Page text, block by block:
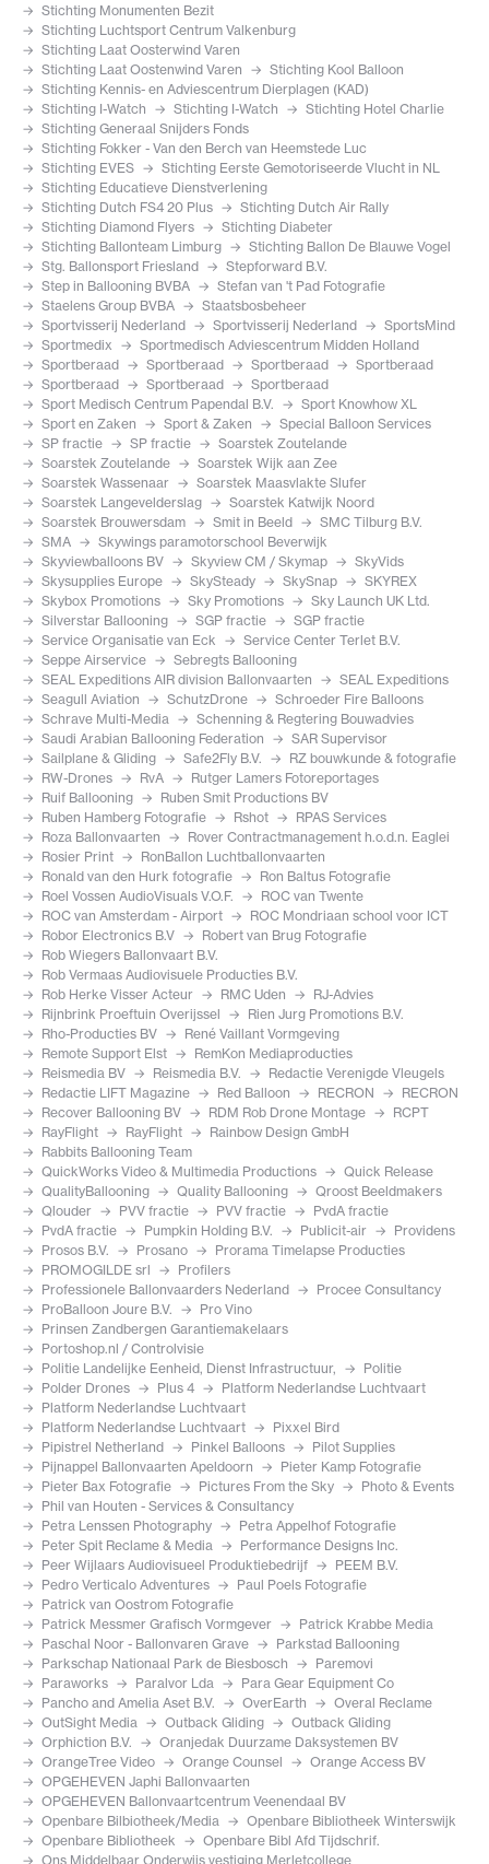
Stichting Monumenten Bezit
Stichting Luchtsport Centrum Valkenburg
Stichting Laat Oosterwind Varen
Stichting Laat Oostenwind Varen
Stichting Kool Balloon
Stichting Kennis- en Adviescentrum Dierplagen (KAD)
Stichting I-Watch
Stichting I-Watch
Stichting Hotel Charlie
Stichting Generaal Snijders Fonds
Stichting Fokker - Van den Berch van Heemstede Luc
Stichting EVES
Stichting Eerste Gemotoriseerde Vlucht in NL
Stichting Educatieve Dienstverlening
Stichting Dutch FS4 20 Plus
Stichting Dutch Air Rally
Stichting Diamond Flyers
Stichting Diabeter
Stichting Ballonteam Limburg
Stichting Ballon De Blauwe Vogel
Stg. Ballonsport Friesland
Stepforward B.V.
Step in Ballooning BVBA
Stefan van 't Pad Fotografie
Staelens Group BVBA
Staatsbosbeheer
Sportvisserij Nederland
Sportvisserij Nederland
SportsMind
Sportmedix
Sportmedisch Adviescentrum Midden Holland
Sportberaad
Sportberaad Sportberaad
Sportberaad
Sportberaad
Sportberaad
Sportberaad
Sport Medisch Centrum Papendal B.V.
Sport Knowhow XL
Sport en Zaken
Sport & Zaken
Special Balloon Services
SP fractie
SP fractie
Soarstek Zoutelande
Soarstek Zoutelande
Soarstek Wijk aan Zee
Soarstek Wassenaar
Soarstek Maasvlakte Slufer
Soarstek Langevelderslag
Soarstek Katwijk Noord
Soarstek Brouwersdam
Smit in Beeld
SMC Tilburg B.V.
SMA
Skywings paramotorschool Beverwijk
Skyviewballoons BV
Skyview CM / Skymap
SkyVids
Skysupplies Europe
SkySteady SkySnap
SKYREX
Skybox Promotions
Sky Promotions
Sky Launch UK Ltd.
Silverstar Ballooning
SGP fractie
SGP fractie
Service Organisatie van Eck
Service Center Terlet B.V.
Seppe Airservice
Sebregts Ballooning
SEAL Expeditions AIR division Ballonvaarten
SEAL Expeditions
Seagull Aviation
SchutzDrone
Schroeder Fire Balloons
Schrave Multi-Media
Schenning & Regtering Bouwadvies
Saudi Arabian Ballooning Federation
SAR Supervisor
Sailplane & Gliding
Safe2Fly B.V.
RZ bouwkunde & fotografie
RW-Drones
RvA
Rutger Lamers Fotoreportages
Ruif Ballooning
Ruben Smit Productions BV
Ruben Hamberg Fotografie
Rshot
RPAS Services
Roza Ballonvaarten
Rover Contractmanagement h.o.d.n. Eaglei
Rosier Print
RonBallon Luchtballonvaarten
Ronald van den Hurk fotografie
Ron Baltus Fotografie
Roel Vossen AudioVisuals V.O.F.
ROC van Twente
ROC van Amsterdam - Airport
ROC Mondriaan school voor ICT
Robor Electronics B.V
Robert van Brug Fotografie
Rob Wiegers Ballonvaart B.V.
Rob Vermaas Audiovisuele Producties B.V.
Rob Herke Visser Acteur
RMC Uden
RJ-Advies
Rijnbrink Proeftuin Overijssel
Rien Jurg Promotions B.V.
Rho-Producties BV
René Vaillant Vormgeving
Remote Support Elst
RemKon Mediaproducties
Reismedia BV
Reismedia B.V.
Redactie Verenigde Vleugels
Redactie LIFT Magazine
Red Balloon RECRON
RECRON
Recover Ballooning BV
RDM Rob Drone Montage
RCPT
RayFlight
RayFlight
Rainbow Design GmbH
Rabbits Ballooning Team
QuickWorks Video & Multimedia Productions
Quick Release
QualityBallooning
Quality Ballooning
Qroost Beeldmakers
Qlouder
PVV fractie PVV fractie
PvdA fractie
PvdA fractie
Pumpkin Holding B.V. Publicit-air
Providens
Prosos B.V.
Prosano
Prorama Timelapse Producties
PROMOGILDE srl
Profilers
Professionele Ballonvaarders Nederland
Procee Consultancy
ProBalloon Joure B.V.
Pro Vino
Prinsen Zandbergen Garantiemakelaars
Portoshop.nl / Controlvisie
Politie Landelijke Eenheid, Dienst Infrastructuur,
Politie
Polder Drones
Plus 4
Platform Nederlandse Luchtvaart
Platform Nederlandse Luchtvaart
Platform Nederlandse Luchtvaart
Pixxel Bird
Pipistrel Netherland
Pinkel Balloons
Pilot Supplies
Pijnappel Ballonvaarten Apeldoorn
Pieter Kamp Fotografie
Pieter Bax Fotografie
Pictures From the Sky
Photo & Events
Phil van Houten - Services & Consultancy
Petra Lenssen Photography
Petra Appelhof Fotografie
Peter Spit Reclame & Media
Performance Designs Inc.
Peer Wijlaars Audiovisueel Produktiebedrijf
PEEM B.V.
Pedro Verticalo Adventures
Paul Poels Fotografie
Patrick van Oostrom Fotografie
Patrick Messmer Grafisch Vormgever
Patrick Krabbe Media
Paschal Noor - Ballonvaren Grave
Parkstad Ballooning
Parkschap Nationaal Park de Biesbosch
Paremovi
Paraworks
Paralvor Lda
Para Gear Equipment Co
Pancho and Amelia Aset B.V.
OverEarth
Overal Reclame
OutSight Media
Outback Gliding
Outback Gliding
Orphiction B.V.
Oranjedak Duurzame Daksystemen BV
OrangeTree Video
Orange Counsel
Orange Access BV
OPGEHEVEN Japhi Ballonvaarten
OPGEHEVEN Ballonvaartcentrum Veenendaal BV
Openbare Bilbiotheek/Media
Openbare Bibliotheek Winterswijk
Openbare Bibliotheek
Openbare Bibl Afd Tijdschrif.
Ons Middelbaar Onderwijs vestiging Merletcollege